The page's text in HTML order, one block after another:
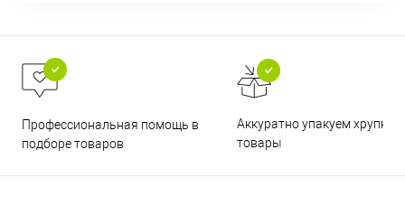
Профессиональная помощь в
подборе товаров
Аккуратно упакуем хрупкие
товары